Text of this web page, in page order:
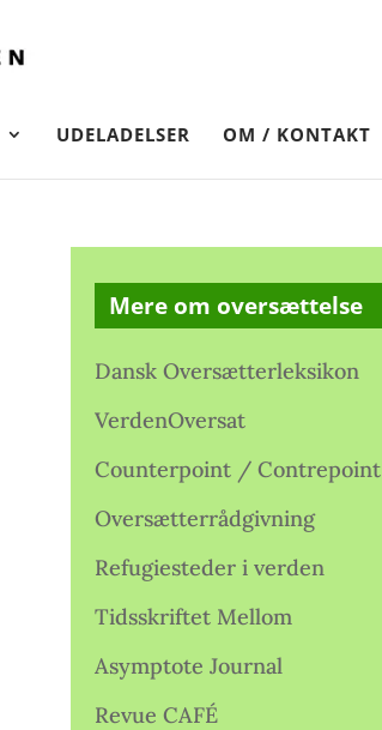
UDELADELSER OM / KONTAKT
Mere om oversættelse
Dansk Oversætterleksikon
VerdenOversat
Counterpoint / Contrepoint
Oversætterrådgivning
Refugiesteder i verden
Tidsskriftet Mellom
Asymptote Journal
Revue CAFÉ